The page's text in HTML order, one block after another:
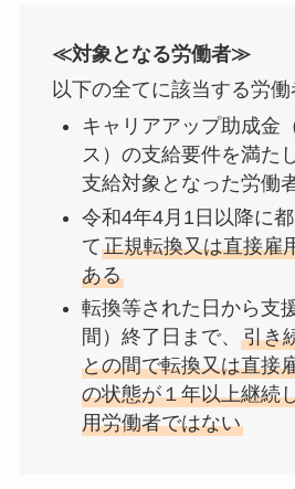
≪対象となる労働者≫
以下の全てに該当する労働
キャリアアップ助成金
ス）の支給要件を満た
支給対象となった労働
令和4年4月1日以降に
て正規転換又は直接雇
ある
転換等された日から支
間）終了日まで、 引き
との間で転換又は直接
の状態が１年以上継続
用労働者ではない